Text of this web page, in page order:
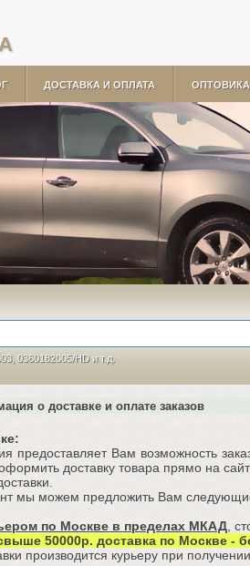
ДОСТАВКА И ОПЛАТА
0360182005/HD и т.д.
о доставке и оплате заказов
Вам возможность
доставку товара прямо на
мы можем предложить Вам
по Москве в пределах МКАД ,
50000р. доставка по Москве -
производится курьеру при